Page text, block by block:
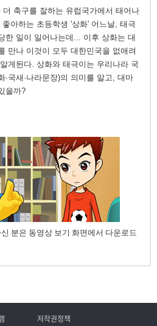
축구를 잘하는 유럽국가에서 태어나
아하는 초등학생 '상화' 어느날, 태극
한 일이 일어나는데... 이후 상화는 대
만나 이것이 모두 대한민국을 없애려
게된다. 상화와 태극이는 우리나라 국
·국새·나라문장)의 의미를 알고, 대마
을까?
분은 동영상 보기 화면에서 다운로드
저작권정책